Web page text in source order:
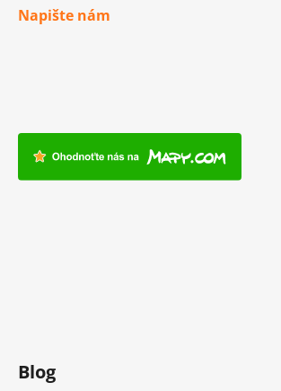
Napište nám
Blog